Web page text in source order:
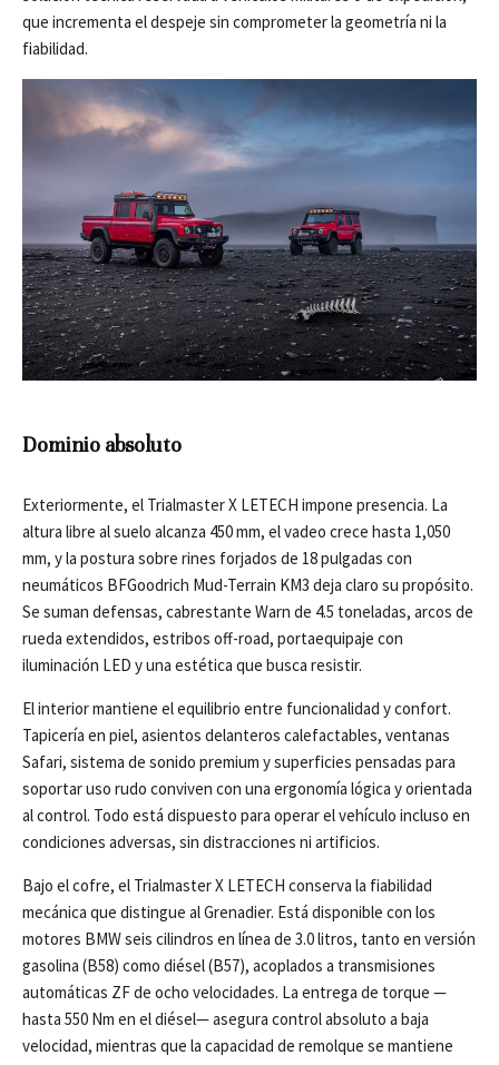
que incrementa el despeje sin comprometer la geometría ni la
fiabilidad.
Dominio absoluto
Exteriormente, el Trialmaster X LETECH impone presencia. La
altura libre al suelo alcanza 450 mm, el vadeo crece hasta 1,050
mm, y la postura sobre rines forjados de 18 pulgadas con
neumáticos BFGoodrich Mud-Terrain KM3 deja claro su propósito.
Se suman defensas, cabrestante Warn de 4.5 toneladas, arcos de
rueda extendidos, estribos off-road, portaequipaje con
iluminación LED y una estética que busca resistir.
El interior mantiene el equilibrio entre funcionalidad y confort.
Tapicería en piel, asientos delanteros calefactables, ventanas
Safari, sistema de sonido premium y superficies pensadas para
soportar uso rudo conviven con una ergonomía lógica y orientada
al control. Todo está dispuesto para operar el vehículo incluso en
condiciones adversas, sin distracciones ni artificios.
Bajo el cofre, el Trialmaster X LETECH conserva la fiabilidad
mecánica que distingue al Grenadier. Está disponible con los
motores BMW seis cilindros en línea de 3.0 litros, tanto en versión
gasolina (B58) como diésel (B57), acoplados a transmisiones
automáticas ZF de ocho velocidades. La entrega de torque —
hasta 550 Nm en el diésel— asegura control absoluto a baja
velocidad, mientras que la capacidad de remolque se mantiene